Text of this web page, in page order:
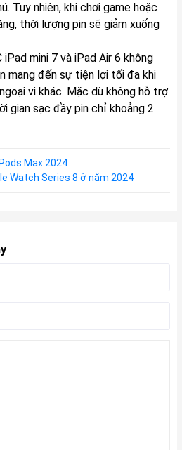
Tuy nhiên, khi chơi game hoặc
thời lượng pin sẽ giảm xuống
iPad mini 7 và iPad Air 6 không
mang đến sự tiện lợi tối đa khi
vi khác. Mặc dù không hỗ trợ
gian sạc đầy pin chỉ khoảng 2
Max 2024
Watch Series 8 ở năm 2024